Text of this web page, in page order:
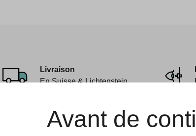
Avant de
Livraison
En Suisse & Lichtenstein